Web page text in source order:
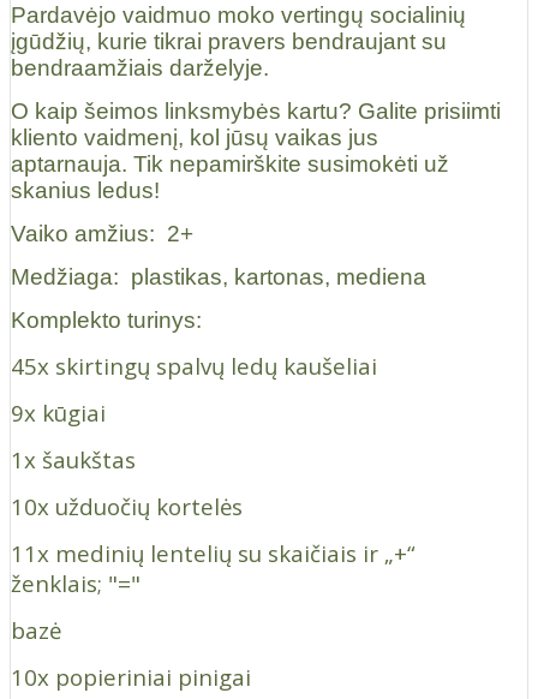
Pardavėjo vaidmuo moko vertingų socialinių
įgūdžių, kurie tikrai pravers bendraujant su
bendraamžiais darželyje.
O kaip šeimos linksmybės kartu? Galite prisiimti
kliento vaidmenį, kol jūsų vaikas jus
aptarnauja. Tik nepamirškite susimokėti už
skanius ledus!
Vaiko amžius: 2+
Medžiaga: plastikas, kartonas, mediena
Komplekto turinys:
45x skirtingų spalvų ledų kaušeliai
9x kūgiai
1x šaukštas
10x užduočių kortelės
11x medinių lentelių su skaičiais ir „+“
ženklais; "="
bazė
10x popieriniai pinigai